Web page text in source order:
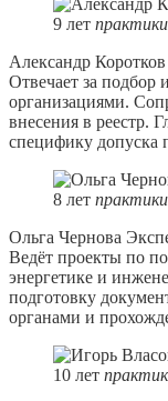
9 лет практики
Александр Коротков
Отвечает за подбор
организациями.
внесения в реестр.
специфику допуска
8 лет практики
Ольга Чернова
Ведёт проекты по
энергетике и
подготовку
органами и
10 лет